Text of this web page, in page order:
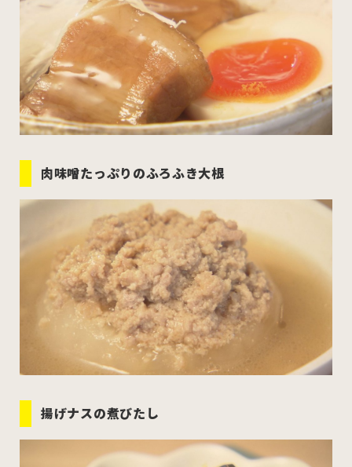
肉味噌たっぷりのふろふき大根
揚げナスの煮びたし